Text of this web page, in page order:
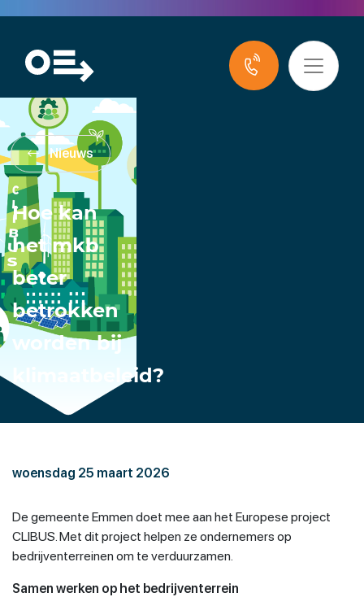
Nieuws
Hoe kan
het mkb
beter
betrokken
worden bij
klimaatbeleid?
woensdag 25 maart 2026
De gemeente Emmen doet mee aan het Europese project
CLIBUS. Met dit project helpen ze ondernemers op
bedrijventerreinen om te verduurzamen.
Samen werken op het bedrijventerrein